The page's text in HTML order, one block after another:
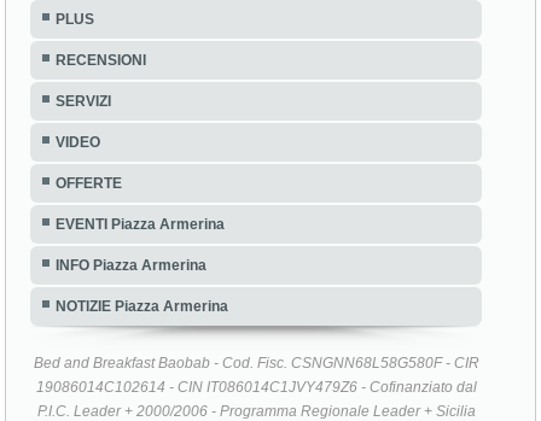
PLUS
RECENSIONI
SERVIZI
VIDEO
OFFERTE
EVENTI Piazza Armerina
INFO Piazza Armerina
NOTIZIE Piazza Armerina
Bed and Breakfast Baobab - Cod. Fisc. CSNGNN68L58G580F - CIR
19086014C102614 - CIN IT086014C1JVY479Z6 - Cofinanziato dal
P.I.C. Leader + 2000/2006 - Programma Regionale Leader + Sicilia